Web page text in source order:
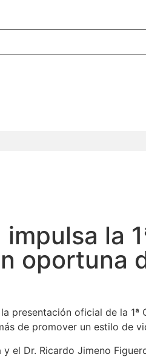
la
oportuna
oficial de la 1ª
de promover un estilo de
el Dr. Ricardo Jimeno